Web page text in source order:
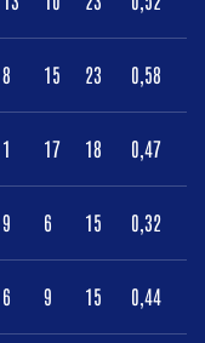
8 15 23 0,58
1 17 18 0,47
9 6 15 0,32
6 9 15 0,44